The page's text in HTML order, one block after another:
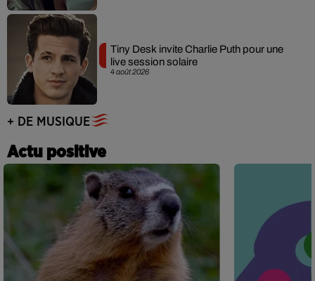
4 août 2026
Tiny Desk invite Charlie Puth pour une
live session solaire
+ DE MUSIQUE
Actu positive